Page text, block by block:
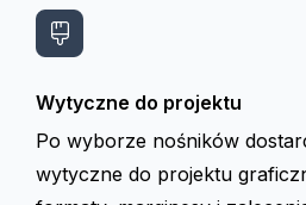
Wytyczne do projektu
Po wyborze nośników
wytyczne do projektu